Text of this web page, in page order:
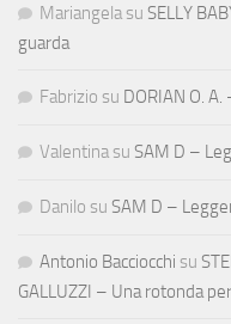
Mariangela su SELLY
guarda
Fabrizio su DORIAN O. A.
Valentina su SAM D –
Danilo su SAM D –
Antonio Bacciocchi su
GALLUZZI – Una rotonda